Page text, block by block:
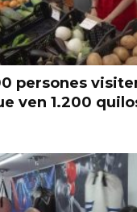
persones
ven 1.200